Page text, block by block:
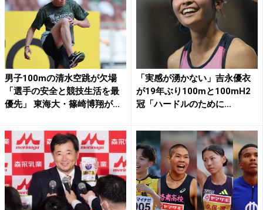
男子100mの清水空跳が欠場
「選手の安全と競技生活を最
優先」 東海大・篠崎博翔が...
「実感が湧かない」吉永優衣
が19年ぶり100mと100mH2
冠「ハードルのために...